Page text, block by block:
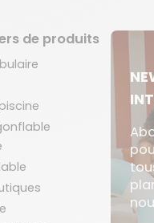
de produits